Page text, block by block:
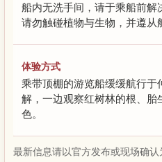
船内无洗手间，请于乘船前解
请勿触碰植物与生物，并遵从
体验方式
乘带顶棚的游览船缓缓航行
解，一边观察红树林的根、胎
色。
最新信息请以官方发布或现场确认